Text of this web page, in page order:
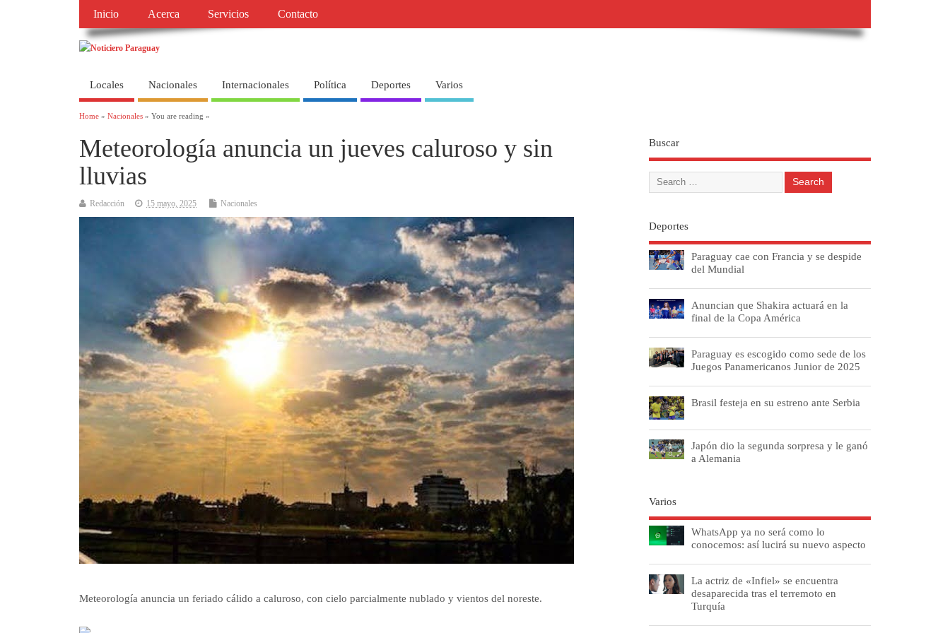
Inicio Acerca Servicios Contacto
Locales Nacionales Internacionales Política Deportes Varios
Home » Nacionales » You are reading »
Meteorología anuncia un jueves caluroso y sin
lluvias
Redacción 15 mayo, 2025 Nacionales
Meteorología anuncia un feriado cálido a caluroso, con cielo parcialmente nublado y vientos del noreste.
Buscar
Deportes
Paraguay cae con Francia y se despide
del Mundial
Anuncian que Shakira actuará en la
final de la Copa América
Paraguay es escogido como sede de los
Juegos Panamericanos Junior de 2025
Brasil festeja en su estreno ante Serbia
Japón dio la segunda sorpresa y le ganó
a Alemania
Varios
WhatsApp ya no será como lo
conocemos: así lucirá su nuevo aspecto
La actriz de «Infiel» se encuentra
desaparecida tras el terremoto en
Turquía